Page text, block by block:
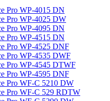
Pro WP-4015 DN
Pro WP-4025 DW
Pro WP-4095 DN
Pro WP-4515 DN
Pro WP-4525 DNF
Pro WP-4535 DWF
Pro WP-4545 DTWF
Pro WP-4595 DNF
Pro WF-C 5210 DW
Pro WF-C 529 RDTW